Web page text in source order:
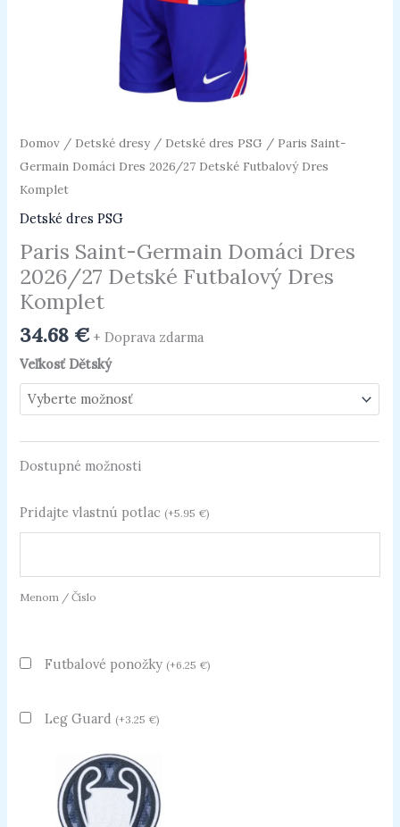
Domov / Detské dresy/ Detské dres PSG / Paris Saint-
Germain Domáci Dres 2026/27 Detské Futbalový Dres
Komplet
Detské dres PSG
Paris Saint-Germain Domáci Dres
2026/27 Detské Futbalový Dres
Komplet
34.68 € + Doprava zdarma
Veľkosť Dětský
Dostupné možnosti
Pridajte vlastnú potlac (+5.95 €)
Menom / Číslo
Futbalové ponožky (+6.25 €)
Leg Guard (+3.25 €)